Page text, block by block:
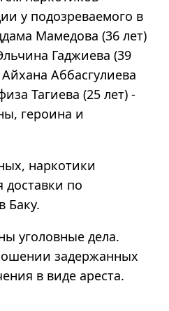
у подозреваемого в
Мамедова (36 лет)
Гаджиева (39
Аббасгулиева
Тагиева (25 лет) -
героина и
наркотики
доставки по
Баку.
уголовные дела.
задержанных
в виде ареста.